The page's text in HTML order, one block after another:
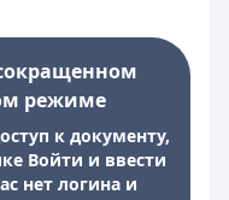
режиме
к документу,
Войти и ввести
нет логина и